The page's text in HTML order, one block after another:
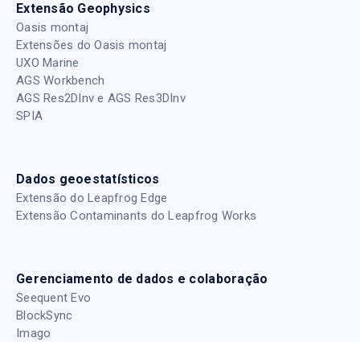
Extensão Geophysics
Oasis montaj
Extensões do Oasis montaj
UXO Marine
AGS Workbench
AGS Res2DInv e AGS Res3DInv
SPIA
Dados geoestatísticos
Extensão do Leapfrog Edge
Extensão Contaminants do Leapfrog Works
Gerenciamento de dados e colaboração
Seequent Evo
BlockSync
Imago